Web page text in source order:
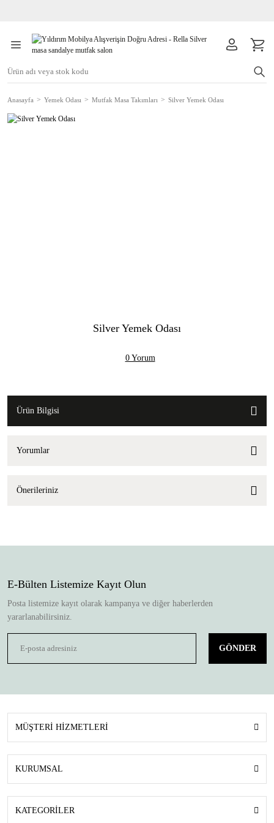
Anasayfa Yemek Odası Mutfak Masa Takımları Silver Yemek Odası
Silver Yemek Odası
0 Yorum
Ürün Bilgisi
Yorumlar
Önerileriniz
E-Bülten Listemize Kayıt Olun
Posta listemize kayıt olarak kampanya ve diğer haberlerden
yararlanabilirsiniz.
GÖNDER
MÜŞTERİ HİZMETLERİ
KURUMSAL
KATEGORİLER